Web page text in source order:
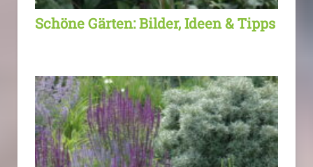
Schöne Gärten: Bilder, Ideen & Tipps